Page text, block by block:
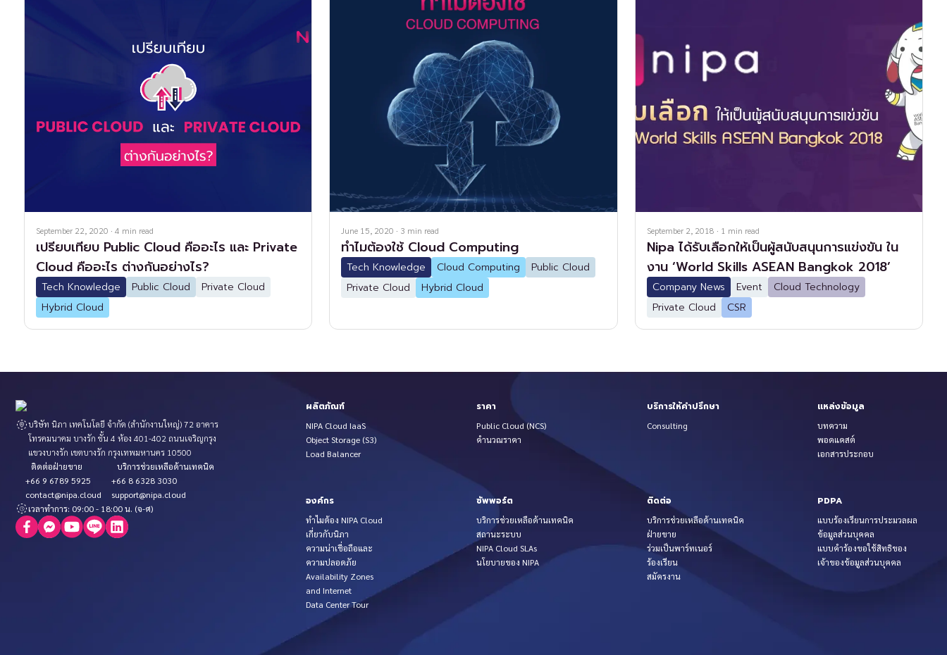
September 22, 2020 · 4 min read
เปรียบเทียบ Public Cloud คืออะไร และ Private
Cloud คืออะไร ต่างกันอย่างไร?
Tech Knowledge Public Cloud
Private Cloud
Hybrid Cloud
June 15, 2020 · 3 min read
ทำไมต้องใช้ Cloud Computing
Tech Knowledge Cloud Computing
Public Cloud
Private Cloud
Hybrid Cloud
September 2, 2018 · 1 min read
Nipa ได้รับเลือกให้เป็นผู้สนับสนุนการแข่งขัน ใน
งาน ‘World Skills ASEAN Bangkok 2018’
Company News Event
Cloud Technology
Private Cloud
CSR
บริษัท นิภา เทคโนโลยี จำกัด (สำนักงานใหญ่) 72 อาคาร
โทรคมนาคม บางรัก ชั้น 4 ห้อง 401-402 ถนนเจริญกรุง
แขวงบางรัก เขตบางรัก กรุงเทพมหานคร 10500
ติดต่อฝ่ายขาย
+66 9 6789 5925
contact@nipa.cloud
บริการช่วยเหลือด้านเทคนิค
+66 8 6328 3030
support@nipa.cloud
เวลาทำการ: 09:00 - 18:00 น. (จ-ศ)
ผลิตภัณฑ์
NIPA Cloud IaaS
Object Storage (S3)
Load Balancer
ราคา
Public Cloud (NCS)
คำนวณราคา
บริการให้คำปรึกษา
Consulting
แหล่งข้อมูล
บทความ
พอดแคสต์
เอกสารประกอบ
องค์กร
ทำไมต้อง NIPA Cloud
เกี่ยวกับนิภา
ความน่าเชื่อถือและ
ความปลอดภัย
Availability Zones
and Internet
Data Center Tour
ซัพพอร์ต
บริการช่วยเหลือด้านเทคนิค
สถานะระบบ
NIPA Cloud SLAs
นโยบายของ NIPA
ติดต่อ
บริการช่วยเหลือด้านเทคนิค
ฝ่ายขาย
ร่วมเป็นพาร์ทเนอร์
ร้องเรียน
สมัครงาน
PDPA
แบบร้องเรียนการประมวลผล
ข้อมูลส่วนบุคคล
แบบคำร้องขอใช้สิทธิของ
เจ้าของข้อมูลส่วนบุคคล